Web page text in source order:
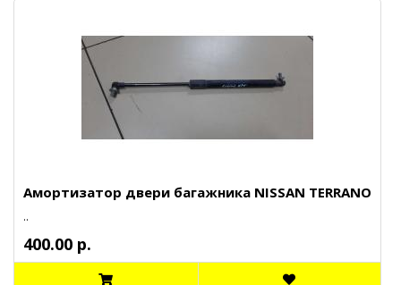
Амортизатор двери багажника NISSAN TERRANO
..
400.00 р.